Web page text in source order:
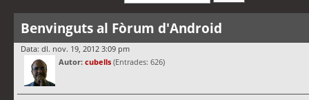
Benvinguts al Fòrum d'Android
Data: dl. nov. 19, 2012 3:09 pm
Autor: cubells (Entrades: 626)